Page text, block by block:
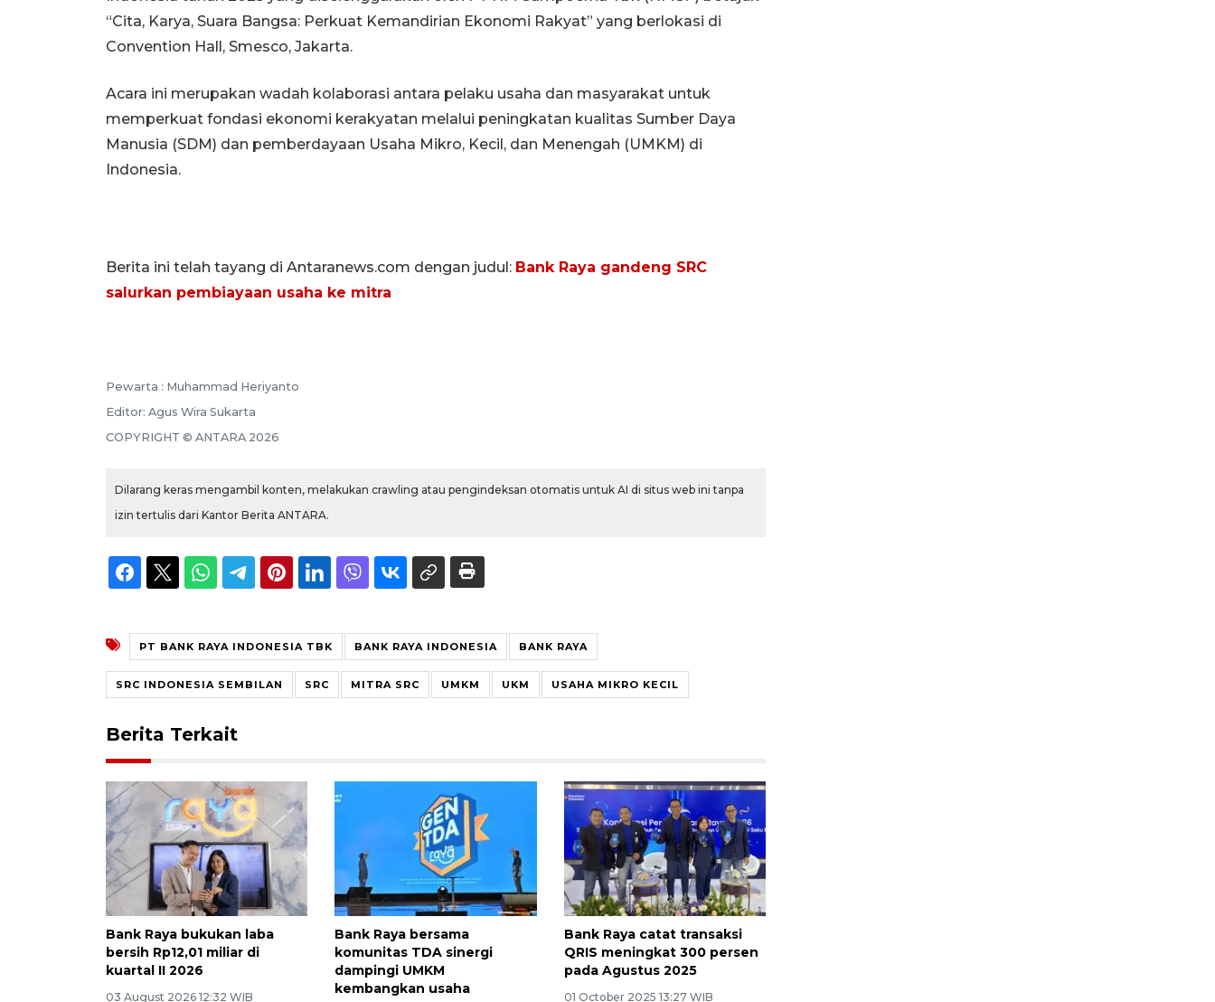
“Cita, Karya, Suara Bangsa: Perkuat Kemandirian Ekonomi Rakyat” yang berlokasi di
Convention Hall, Smesco, Jakarta.
Acara ini merupakan wadah kolaborasi antara pelaku usaha dan masyarakat untuk
memperkuat fondasi ekonomi kerakyatan melalui peningkatan kualitas Sumber Daya
Manusia (SDM) dan pemberdayaan Usaha Mikro, Kecil, dan Menengah (UMKM) di
Indonesia.
Berita ini telah tayang di Antaranews.com dengan judul: Bank Raya gandeng SRC
salurkan pembiayaan usaha ke mitra
Pewarta : Muhammad Heriyanto
Editor: Agus Wira Sukarta
COPYRIGHT © ANTARA 2026
Dilarang keras mengambil konten, melakukan crawling atau pengindeksan otomatis untuk AI di situs web ini tanpa
izin tertulis dari Kantor Berita ANTARA.
PT BANK RAYA INDONESIA TBK BANK RAYA INDONESIA BANK RAYA
SRC INDONESIA SEMBILAN SRC MITRA SRC UMKM UKM USAHA MIKRO KECIL
Berita Terkait
Bank Raya bukukan laba
bersih Rp12,01 miliar di
kuartal II 2026
03 August 2026 12:32 WIB
Bank Raya bersama
komunitas TDA sinergi
dampingi UMKM
kembangkan usaha
Bank Raya catat transaksi
QRIS meningkat 300 persen
pada Agustus 2025
01 October 2025 13:27 WIB